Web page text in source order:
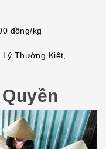
đồng/kg
Thường Kiệt,